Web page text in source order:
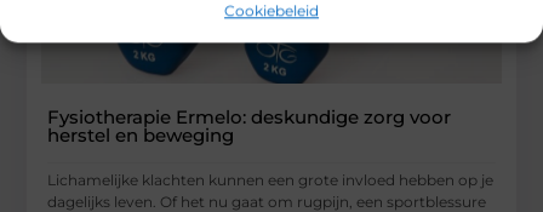
Cookiebeleid
Fysiotherapie Ermelo: deskundige zorg voor
herstel en beweging
Lichamelijke klachten kunnen een grote invloed hebben op je
dagelijks leven. Of het nu gaat om rugpijn, een sportblessure